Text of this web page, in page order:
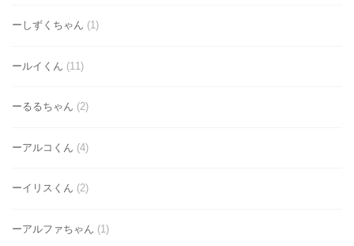
ーしずくちゃん (1)
ールイくん (11)
ーるるちゃん (2)
ーアルコくん (4)
ーイリスくん (2)
ーアルファちゃん (1)